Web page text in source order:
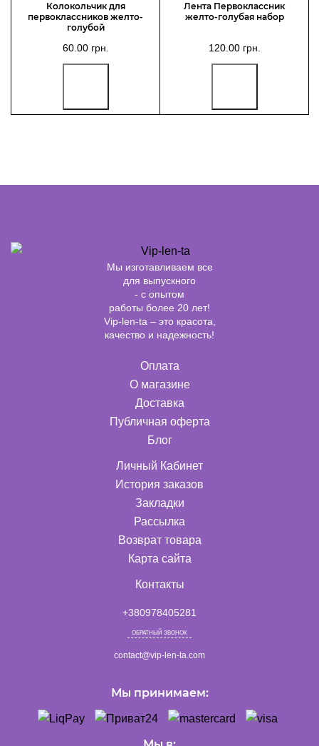
Колокольчик для
первоклассников желто-
голубой
60.00 грн.
Лента Первоклассник
желто-голубая набор
120.00 грн.
Мы изготавливаем все
для выпускного
- с опытом
работы более 20 лет!
Vip-len-ta – это красота,
качество и надежность!
Оплата
О магазине
Доставка
Публичная оферта
Блог
Личный Кабинет
История заказов
Закладки
Рассылка
Возврат товара
Карта сайта
Контакты
+380978405281
ОБРАТНЫЙ ЗВОНОК
contact@vip-len-ta.com
Мы принимаем: